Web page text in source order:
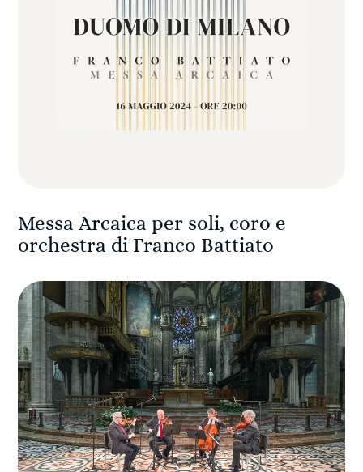
Messa Arcaica per soli, coro e
orchestra di Franco Battiato